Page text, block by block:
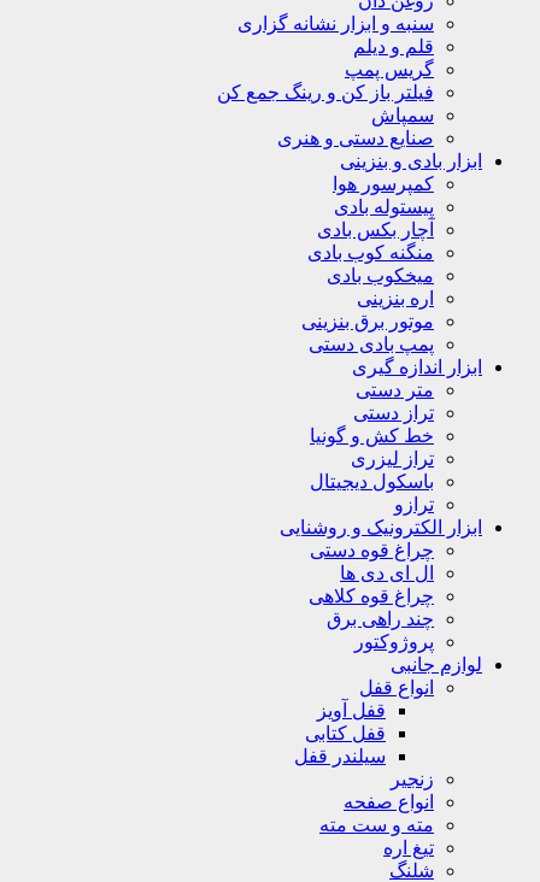
سنبه و ابزار نشانه گزاری
قلم و دیلم
گریس پمپ
فیلتر باز کن و رینگ جمع کن
سمپاش
صنایع دستی و هنری
ابزار بادی و بنزینی
کمپرسور هوا
پیستوله بادی
آچار بکس بادی
منگنه کوب بادی
میخکوب بادی
اره بنزینی
موتور برق بنزینی
پمپ بادی دستی
ابزار اندازه گیری
متر دستی
تراز دستی
خط کش و گونیا
تراز لیزری
باسکول دیجیتال
ترازو
ابزار الکترونیک و روشنایی
چراغ قوه دستی
ال ای دی ها
چراغ قوه کلاهی
چند راهی برق
پروژوکتور
لوازم جانبی
انواع قفل
قفل آویز
قفل کتابی
سیلندر قفل
زنجیر
انواع صفحه
مته و ست مته
تیغ اره
شلنگ